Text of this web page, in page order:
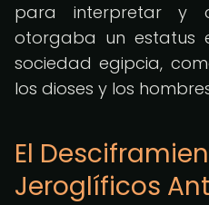
para interpretar y
otorgaba un estatus
sociedad egipcia,
los dioses y los
El
Jeroglíficos